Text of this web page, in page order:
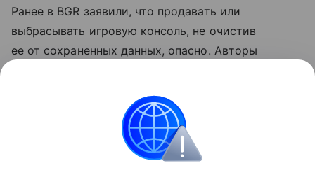
Ранее в BGR заявили, что продавать или
выбрасывать игровую консоль, не очистив
ее от сохраненных данных, опасно. Авторы
блокировкой аккаунта.